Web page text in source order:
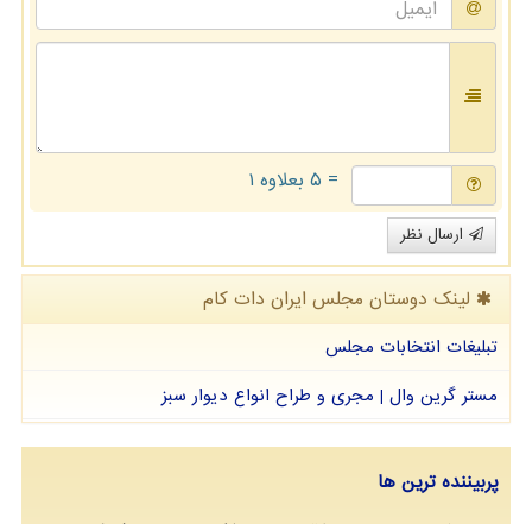
= ۵ بعلاوه ۱
ارسال نظر
لینک دوستان مجلس ایران دات كام
تبلیغات انتخابات مجلس
مستر گرین وال | مجری و طراح انواع دیوار سبز
پربیننده ترین ها